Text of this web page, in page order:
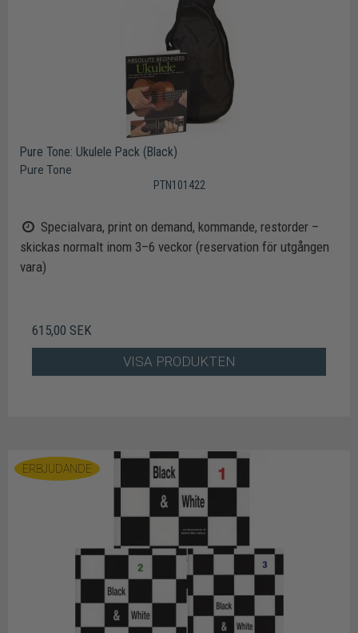
Pure Tone: Ukulele Pack (Black)
Pure Tone
PTN101422
Specialvara, print on demand, kommande, restorder –
skickas normalt inom 3–6 veckor (reservation för utgången
vara)
615,00 SEK
VISA PRODUKTEN
ERBJUDANDE